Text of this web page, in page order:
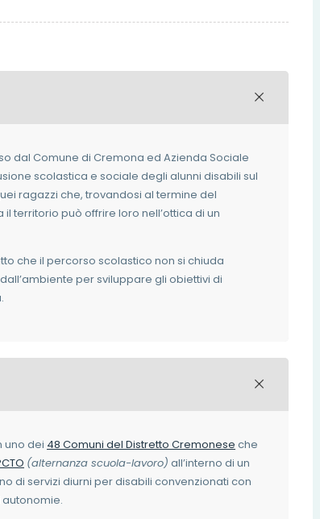
dal Comune di Cremona ed Azienda Sociale
scolastica e sociale degli alunni disabili sul
ragazzi che, trovandosi al termine del
territorio può offrire loro nell’ottica di un
che il percorso scolastico non si chiuda
per sviluppare gli obiettivi di
uno dei 48 Comuni del Distretto Cremonese che
(alternanza scuola-lavoro) all’interno di un
di servizi diurni per disabili convenzionati con
autonomie.